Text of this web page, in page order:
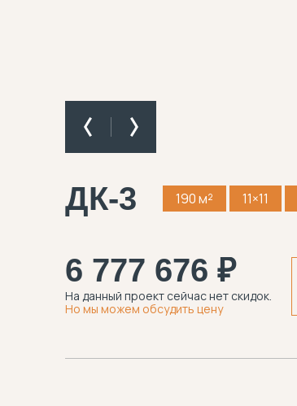
ДК-3 190 м² 11×11
6 777 676 ₽
На данный проект сейчас нет скидок.
Но мы можем обсудить цену